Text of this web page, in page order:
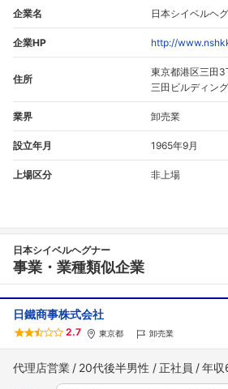
企業名 日本シイベルヘ
企業HP http://
住所
東京都港区三田
三田ビルディング
業界 卸売業
設立年月 1965年9月
上場区分 非上場
日本シイベルヘグナー
事業・業種類似企業
日鐵商事株式会社
2.7 東京都 卸売業
代理店営業 20代後半男性 正社員 年